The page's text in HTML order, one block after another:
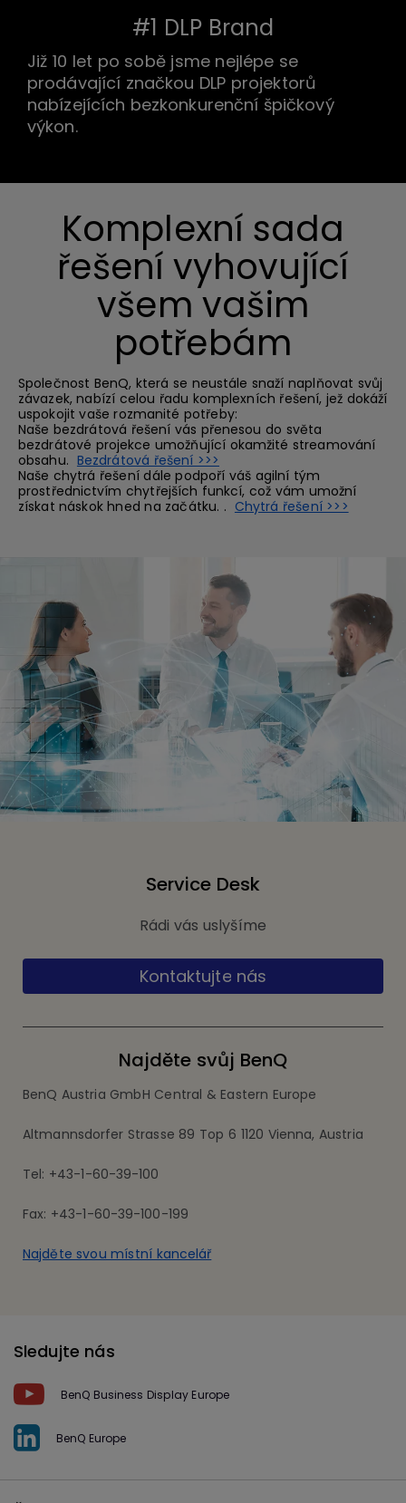
#1 DLP Brand
Již 10 let po sobě jsme nejlépe se
prodávající značkou DLP projektorů
nabízejících bezkonkurenční špičkový
výkon.
Komplexní sada
řešení vyhovující
všem vašim
potřebám
Společnost BenQ, která se neustále snaží naplňovat svůj
závazek, nabízí celou řadu komplexních řešení, jež dokáží
uspokojit vaše rozmanité potřeby:
Naše bezdrátová řešení vás přenesou do světa
bezdrátové projekce umožňující okamžité streamování
obsahu. Bezdrátová řešení >>>
Naše chytrá řešení dále podpoří váš agilní tým
prostřednictvím chytřejších funkcí, což vám umožní
získat náskok hned na začátku. . Chytrá řešení >>>
Service Desk
Rádi vás uslyšíme
Kontaktujte nás
Najděte svůj BenQ
BenQ Austria GmbH Central & Eastern Europe
Altmannsdorfer Strasse 89 Top 6 1120 Vienna, Austria
Tel: +43-1-60-39-100
Fax: +43-1-60-39-100-199
Najděte svou místní kancelář
Sledujte nás
BenQ Business Display Europe
BenQ Europe